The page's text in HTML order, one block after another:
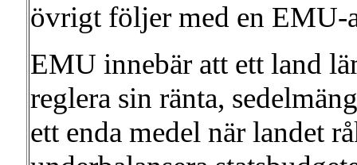
övrigt följer med en EMU-
EMU innebär att ett land
reglera sin ränta,
ett enda medel när landet